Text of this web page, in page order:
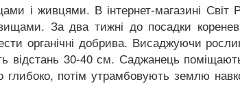
і живцями. В інтернет-магазині Світ
За два тижні до посадки
органічні добрива. Висаджуючи
відстань 30-40 см. Саджанець
потім утрамбовують землю